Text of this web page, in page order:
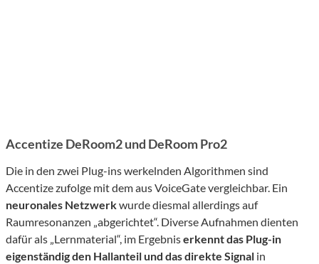
Accentize DeRoom2 und DeRoom Pro2
Die in den zwei Plug-ins werkelnden Algorithmen sind
Accentize zufolge mit dem aus VoiceGate vergleichbar. Ein
neuronales Netzwerkwurde diesmal allerdings auf
Raumresonanzen „abgerichtet“. Diverse Aufnahmen dienten
dafür als „Lernmaterial“, im Ergebniserkennt das Plug-in
eigenständig den Hallanteil und dasdirekte Signal in